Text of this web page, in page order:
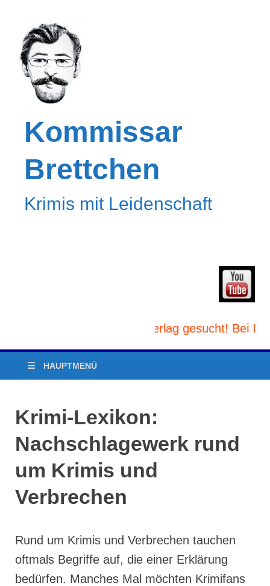
Kommissar
Brettchen
Krimis mit Leidenschaft
und/oder Verlag gesucht! Bei
HAUPTMENÜ
Krimi-Lexikon:
Nachschlagewerk rund
um Krimis und
Verbrechen
Rund um Krimis und Verbrechen tauchen
oftmals Begriffe auf, die einer Erklärung
bedürfen. Manches Mal möchten Krimifans